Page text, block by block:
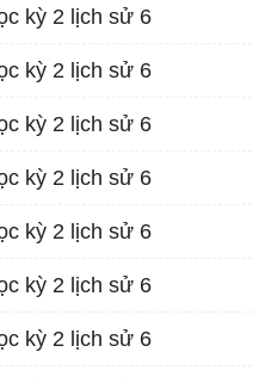
kỳ 2 lịch sử 6
kỳ 2 lịch sử 6
kỳ 2 lịch sử 6
kỳ 2 lịch sử 6
kỳ 2 lịch sử 6
kỳ 2 lịch sử 6
kỳ 2 lịch sử 6